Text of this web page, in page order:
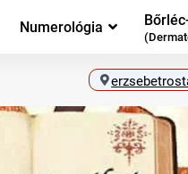
Numerológia